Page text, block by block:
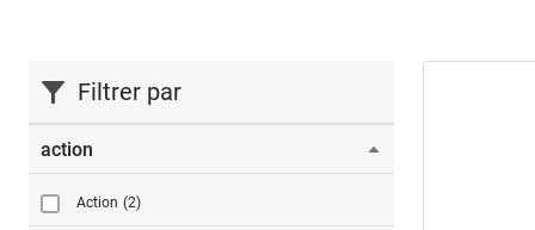
Filtrer par
action
Action (2)